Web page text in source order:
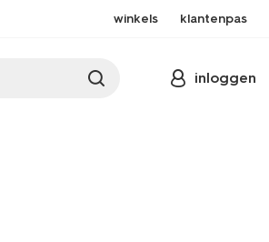
winkels klantenpas
inloggen